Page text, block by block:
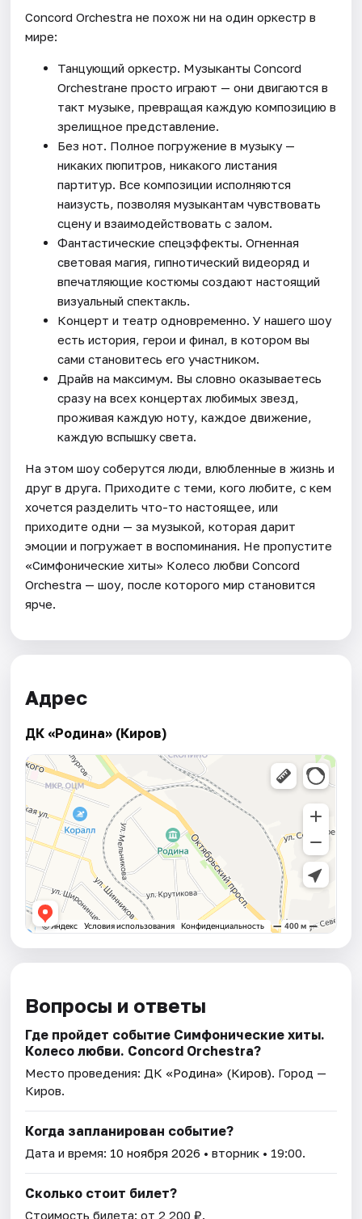
Concord Orchestra не похож ни на один оркестр в
мире:
Танцующий оркестр. Музыканты Concord
Orchestraне просто играют — они двигаются в
такт музыке, превращая каждую композицию в
зрелищное представление.
Без нот. Полное погружение в музыку —
никаких пюпитров, никакого листания
партитур. Все композиции исполняются
наизусть, позволяя музыкантам чувствовать
сцену и взаимодействовать с залом.
Фантастические спецэффекты. Огненная
световая магия, гипнотический видеоряд и
впечатляющие костюмы создают настоящий
визуальный спектакль.
Концерт и театр одновременно. У нашего шоу
есть история, герои и финал, в котором вы
сами становитесь его участником.
Драйв на максимум. Вы словно оказываетесь
сразу на всех концертах любимых звезд,
проживая каждую ноту, каждое движение,
каждую вспышку света.
На этом шоу соберутся люди, влюбленные в жизнь и
друг в друга. Приходите с теми, кого любите, с кем
хочется разделить что-то настоящее, или
приходите одни — за музыкой, которая дарит
эмоции и погружает в воспоминания. Не пропустите
«Симфонические хиты» Колесо любви Concord
Orchestra — шоу, после которого мир становится
ярче.
Адрес
ДК «Родина» (Киров)
Вопросы и ответы
Где пройдет событие Симфонические хиты.
Колесо любви. Concord Orchestra?
Место проведения: ДК «Родина» (Киров). Город —
Киров.
Когда запланирован событие?
Дата и время: 10 ноября 2026 • вторник • 19:00.
Сколько стоит билет?
Стоимость билета: от 2 200 ₽.